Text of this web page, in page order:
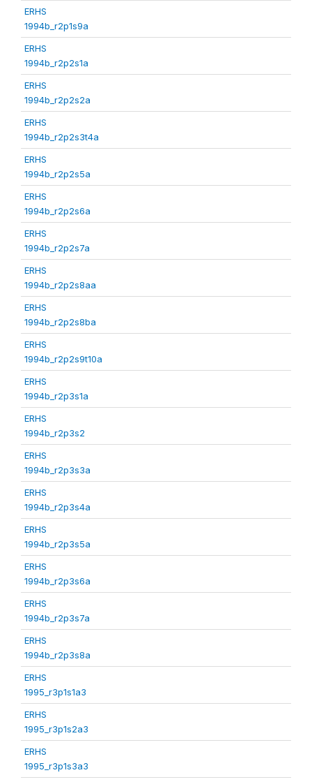
ERHS
1994b_r2p1s9a
ERHS
1994b_r2p2s1a
ERHS
1994b_r2p2s2a
ERHS
1994b_r2p2s3t4a
ERHS
1994b_r2p2s5a
ERHS
1994b_r2p2s6a
ERHS
1994b_r2p2s7a
ERHS
1994b_r2p2s8aa
ERHS
1994b_r2p2s8ba
ERHS
1994b_r2p2s9t10a
ERHS
1994b_r2p3s1a
ERHS
1994b_r2p3s2
ERHS
1994b_r2p3s3a
ERHS
1994b_r2p3s4a
ERHS
1994b_r2p3s5a
ERHS
1994b_r2p3s6a
ERHS
1994b_r2p3s7a
ERHS
1994b_r2p3s8a
ERHS
1995_r3p1s1a3
ERHS
1995_r3p1s2a3
ERHS
1995_r3p1s3a3